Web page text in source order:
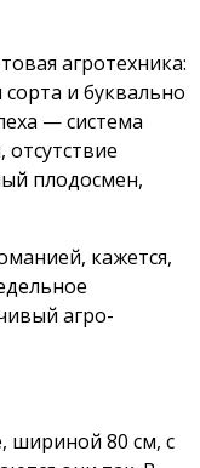
агротехника:
и буквально
— система
отсутствие
плодосмен,
кажется,
агро-
шириной 80 см, с